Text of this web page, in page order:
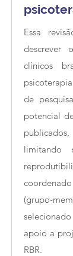
Essa
descrever
clínicos
de
potencial
limitando
(grupo-
apoio a
RBR.